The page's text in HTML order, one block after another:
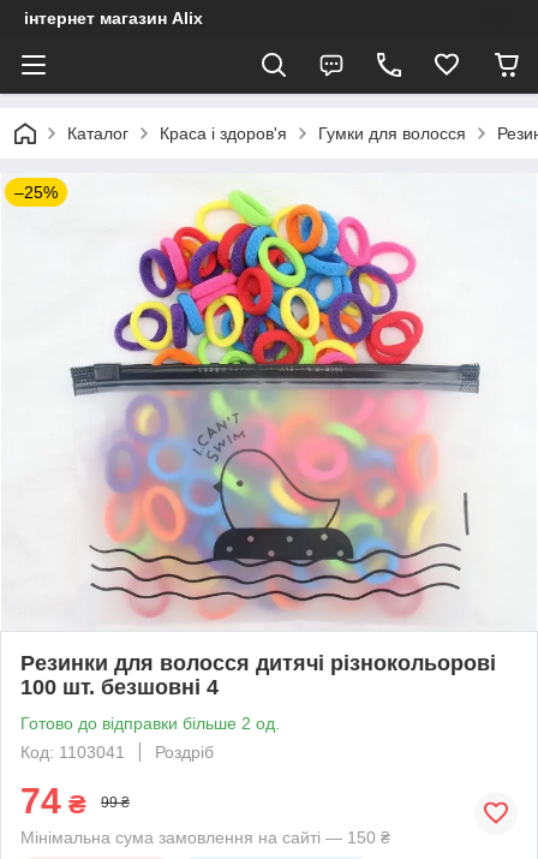
інтернет магазин Alix
Каталог Краса і здоров'я Гумки для волосся
–25%
Резинки для волосся дитячі різнокольорові
100 шт. безшовні 4
Готово до відправки більше 2 од.
Код: 1103041
Роздріб
74 ₴ 99 ₴
Мінімальна сума замовлення на сайті — 150 ₴